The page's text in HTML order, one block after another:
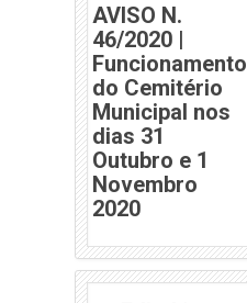
AVISO N.
46/2020 |
Funcionamento
do Cemitério
Municipal nos
dias 31
Outubro e 1
Novembro
2020